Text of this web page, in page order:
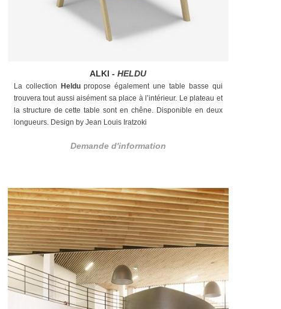
ALKI -HELDU
La collection Heldupropose également une table basse qui
trouvera tout aussi aisément sa place à l’intérieur. Le plateau et
la structure de cette table sont en chêne. Disponible en deux
longueurs. Design by Jean Louis Iratzoki
Demande d'information